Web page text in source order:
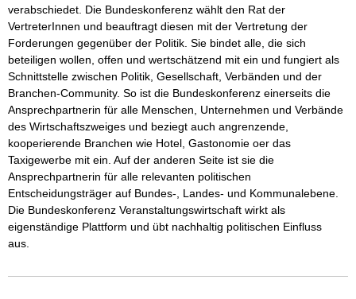
verabschiedet. Die Bundeskonferenz wählt den Rat der
VertreterInnen und beauftragt diesen mit der Vertretung der
Forderungen gegenüber der Politik. Sie bindet alle, die sich
beteiligen wollen, offen und wertschätzend mit ein und fungiert als
Schnittstelle zwischen Politik, Gesellschaft, Verbänden und der
Branchen-Community. So ist die Bundeskonferenz einerseits die
Ansprechpartnerin für alle Menschen, Unternehmen und Verbände
des Wirtschaftszweiges und beziegt auch angrenzende,
kooperierende Branchen wie Hotel, Gastonomie oer das
Taxigewerbe mit ein. Auf der anderen Seite ist sie die
Ansprechpartnerin für alle relevanten politischen
Entscheidungsträger auf Bundes-, Landes- und Kommunalebene.
Die Bundeskonferenz Veranstaltungswirtschaft wirkt als
eigenständige Plattform und übt nachhaltig politischen Einfluss
aus.